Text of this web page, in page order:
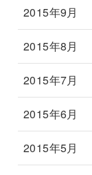
2015年9月
2015年8月
2015年7月
2015年6月
2015年5月